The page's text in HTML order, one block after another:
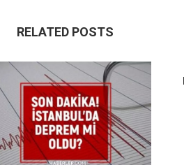
RELATED POSTS